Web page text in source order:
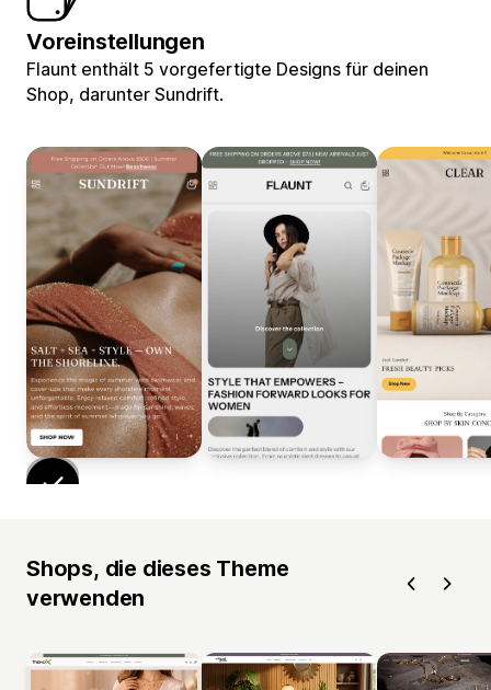
Voreinstellungen
Flaunt enthält 5 vorgefertigte Designs für deinen
Shop, darunter Sundrift.
Shops, die dieses Theme
verwenden